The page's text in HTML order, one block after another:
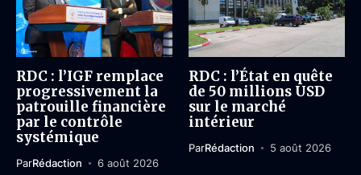
RDC : l’IGF remplace
progressivement la
patrouille financière
par le contrôle
systémique
ParRédaction 6 août 2026
RDC : l’État en quête
de 50 millions USD
sur le marché
intérieur
ParRédaction 5 août 2026